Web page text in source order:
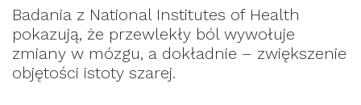
Badania z National Institutes of Health
pokazują, że przewlekły ból wywołuje
zmiany w mózgu, a dokładnie – zwiększenie
objętości istoty szarej.